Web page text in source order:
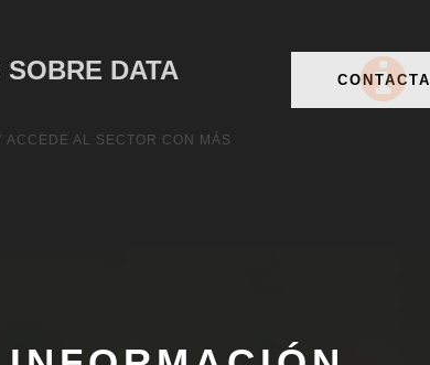
DATA
AL SECTOR CON MÁS
CONTACTA